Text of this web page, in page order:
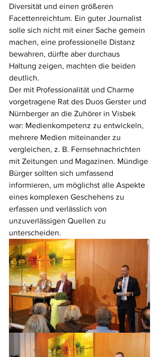
Diversität und einen größeren
Facettenreichtum. Ein guter Journalist
solle sich nicht mit einer Sache gemein
machen, eine professionelle Distanz
bewahren, dürfte aber durchaus
Haltung zeigen, machten die beiden
deutlich.
Der mit Professionalität und Charme
vorgetragene Rat des Duos Gerster und
Nürnberger an die Zuhörer in Visbek
war: Medienkompetenz zu entwickeln,
mehrere Medien miteinander zu
vergleichen, z. B. Fernsehnachrichten
mit Zeitungen und Magazinen. Mündige
Bürger sollten sich umfassend
informieren, um möglichst alle Aspekte
eines komplexen Geschehens zu
erfassen und verlässlich von
unzuverlässigen Quellen zu
unterscheiden.